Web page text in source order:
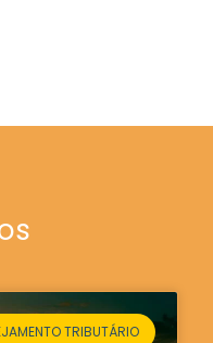
TRIBUTÁRIO